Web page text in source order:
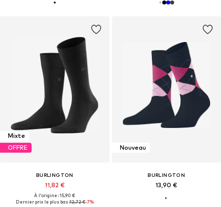
Mixte
OFFRE
BURLINGTON
11,82 €
À l'origine : 15,90 €
Dernier prix le plus bas :12,72 €-7%
Nouveau
BURLINGTON
13,90 €